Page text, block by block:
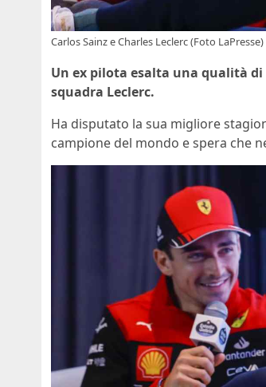
Carlos Sainz e Charles Leclerc (Foto LaPresse)
Un ex pilota esalta una qualità
squadra Leclerc.
Ha disputato la sua migliore
campione del mondo e spera che